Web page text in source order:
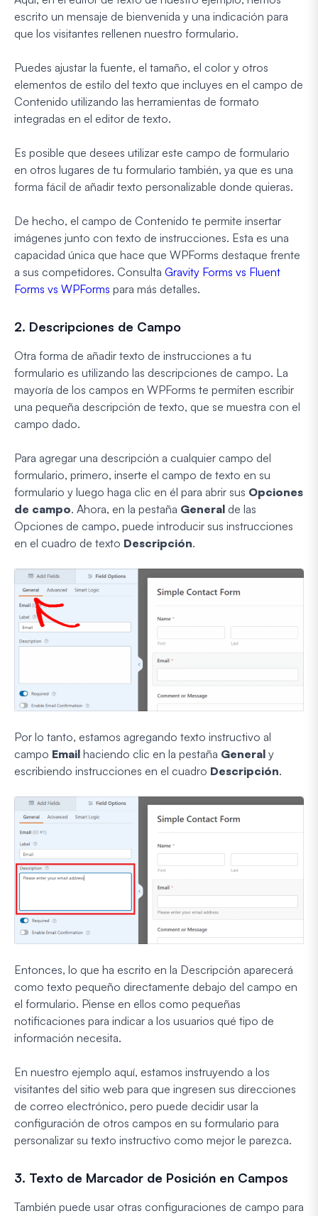
escrito un mensaje de bienvenida y una indicación para
que los visitantes rellenen nuestro formulario.
Puedes ajustar la fuente, el tamaño, el color y otros
elementos de estilo del texto que incluyes en el campo de
Contenido utilizando las herramientas de formato
integradas en el editor de texto.
Es posible que desees utilizar este campo de formulario
en otros lugares de tu formulario también, ya que es una
forma fácil de añadir texto personalizable donde quieras.
De hecho, el campo de Contenido te permite insertar
imágenes junto con texto de instrucciones. Esta es una
capacidad única que hace que WPForms destaque frente
a sus competidores. Consulta Gravity Forms vs Fluent
Forms vs WPForms para más detalles.
2. Descripciones de Campo
Otra forma de añadir texto de instrucciones a tu
formulario es utilizando las descripciones de campo. La
mayoría de los campos en WPForms te permiten escribir
una pequeña descripción de texto, que se muestra con el
campo dado.
Para agregar una descripción a cualquier campo del
formulario, primero, inserte el campo de texto en su
formulario y luego haga clic en él para abrir sus Opciones
de campo. Ahora, en la pestaña General de las
Opciones de campo, puede introducir sus instrucciones
en el cuadro de texto Descripción.
Por lo tanto, estamos agregando texto instructivo al
campo Email haciendo clic en la pestaña General y
escribiendo instrucciones en el cuadro Descripción.
Entonces, lo que ha escrito en la Descripción aparecerá
como texto pequeño directamente debajo del campo en
el formulario. Piense en ellos como pequeñas
notificaciones para indicar a los usuarios qué tipo de
información necesita.
En nuestro ejemplo aquí, estamos instruyendo a los
visitantes del sitio web para que ingresen sus direcciones
de correo electrónico, pero puede decidir usar la
configuración de otros campos en su formulario para
personalizar su texto instructivo como mejor le parezca.
3. Texto de Marcador de Posición en Campos
También puede usar otras configuraciones de campo para